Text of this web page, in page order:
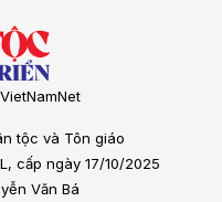
tộc và Tôn giáo
cấp ngày 17/10/2025
Văn Bá